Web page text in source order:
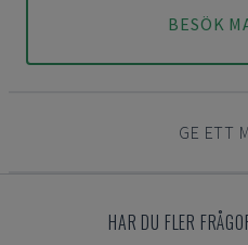
BESÖK
GE ETT
HAR DU FLER